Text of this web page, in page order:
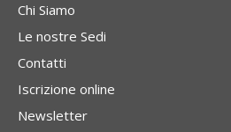
Chi Siamo
Le nostre Sedi
Contatti
Iscrizione online
Newsletter